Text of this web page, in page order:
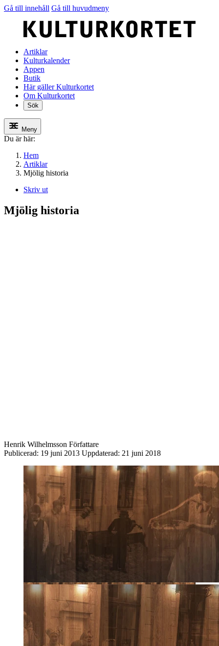
Gå till innehåll Gå till huvudmeny
Artiklar
Kulturkalender
Appen
Butik
Här gäller Kulturkortet
Om Kulturkortet
Sök
Meny
Du är här:
Hem
Artiklar
Mjölig historia
Skriv ut
Mjölig historia
Henrik Wilhelmsson Författare
Publicerad: 19 juni 2013 Uppdaterad: 21 juni 2018